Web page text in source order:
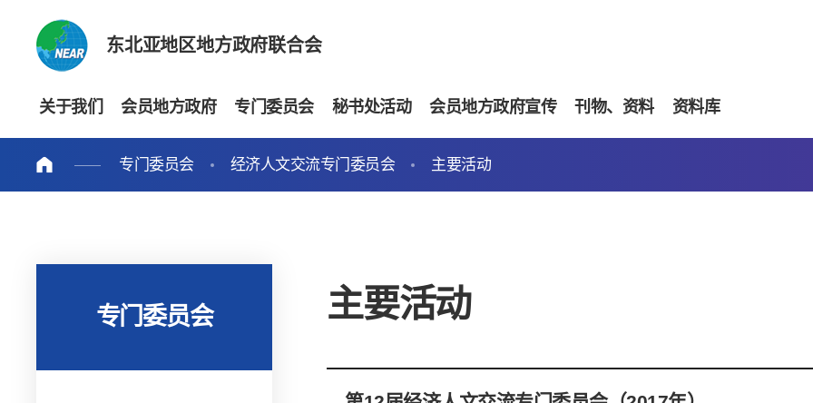
东北亚地区地方政府联合会
关于我们 会员地方政府 专门委员会 秘书处活动 会员地方政府宣传 刊物、资料 资料库
专门委员会 经济人文交流专门委员会 主要活动
专门委员会 主要活动